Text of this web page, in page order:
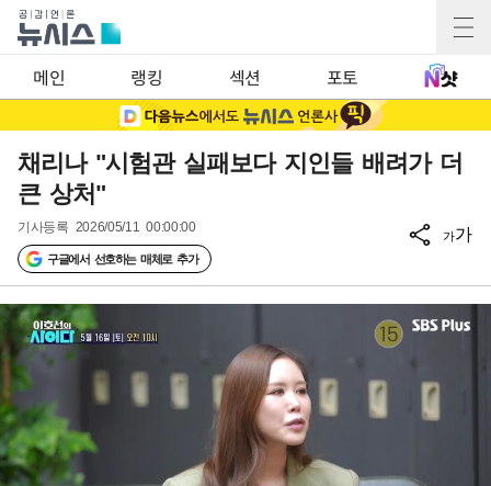
메인 랭킹 섹션 포토
채리나 "시험관 실패보다 지인들 배려가 더
큰 상처"
기사등록 2026/05/11 00:00:00
구글에서 선호하는 매체로 추가
가가